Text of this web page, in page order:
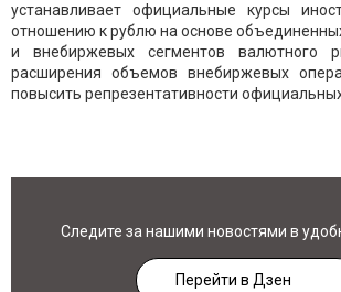
устанавливает официальные курсы
отношению к рублю на основе
и внебиржевых сегментов валютного
расширения объемов внебиржевых
повысить репрезентативности официальных
Следите за нашими новостями в
Перейти в Дзен